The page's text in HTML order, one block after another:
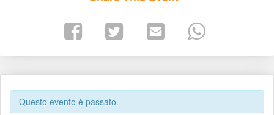
Questo evento è passato.